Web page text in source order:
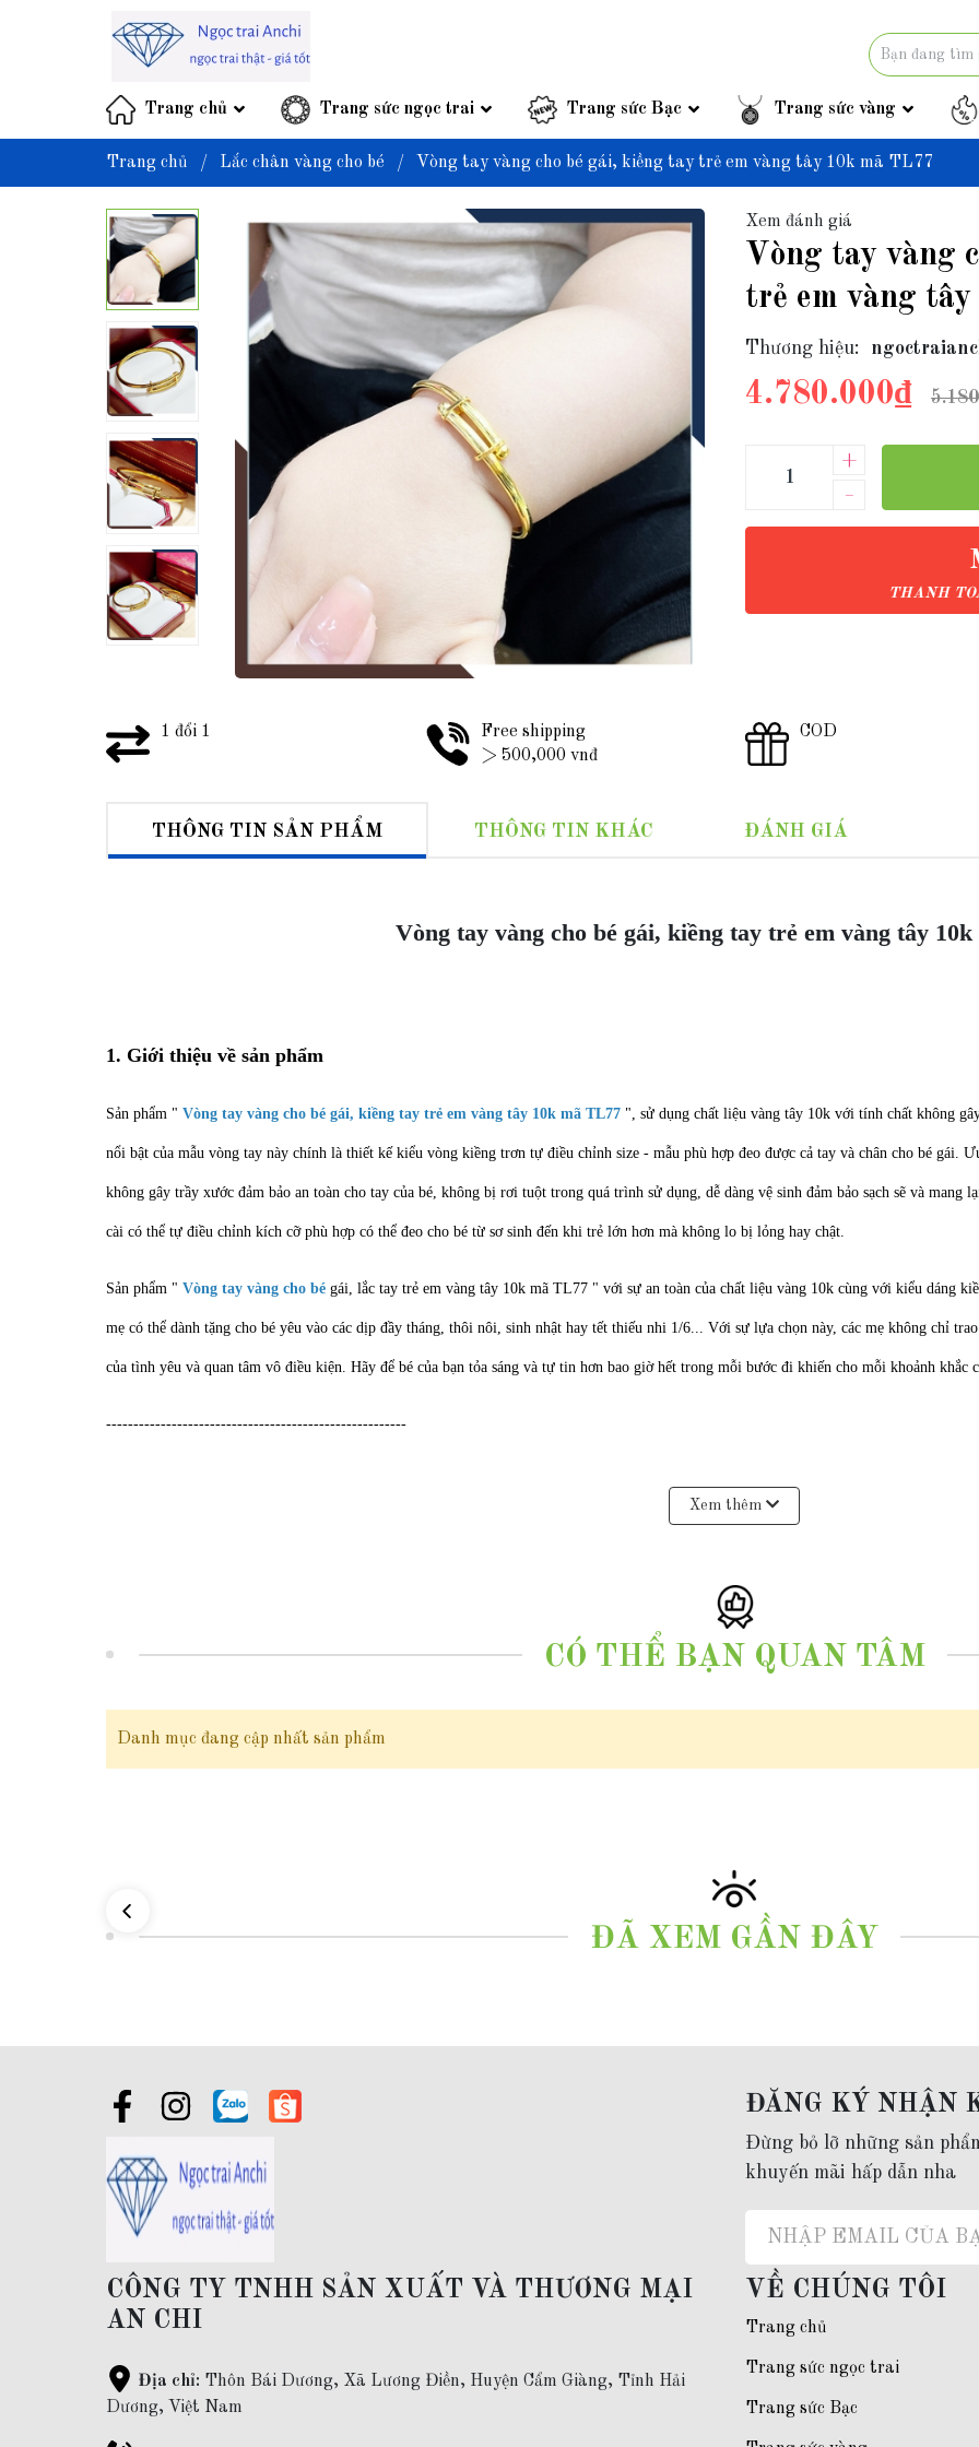
Trang chủ Trang sức ngọc trai Trang sức Bạc Trang sức vàng
Trang chủ / Lắc chân vàng cho bé / Vòng tay vàng cho bé gái, kiềng tay trẻ em vàng tây 10k mã TL77
Xem đánh giá
Vòng tay vàng
trẻ em vàng
Thương hiệu:
4.780.000₫
–
+
THANH
1 đổi 1
Free shipping
> 500,000 vnđ
COD
THÔNG TIN SẢN PHẨM THÔNG TIN KHÁC ĐÁNH GIÁ
Vòng tay vàng cho bé gái, kiềng tay trẻ em vàng tây
1. Giới thiệu về sản phẩm
Sản phẩm " Vòng tay vàng cho bé gái, kiềng tay trẻ em vàng tây 10k mã TL77 ", sử dụng chất liệu vàng tây 10k với tính chất không
nổi bật của mẫu vòng tay này chính là thiết kế kiểu vòng kiềng trơn tự điều chỉnh size - mẫu phù hợp đeo được cả tay và chân cho bé gái.
không gây trầy xước đảm bảo an toàn cho tay của bé, không bị rơi tuột trong quá trình sử dụng, dễ dàng vệ sinh đảm bảo sạch sẽ và mang
cài có thể tự điều chỉnh kích cỡ phù hợp có thể đeo cho bé từ sơ sinh đến khi trẻ lớn hơn mà không lo bị lỏng hay chật.
Sản phẩm " Vòng tay vàng cho bé gái, lắc tay trẻ em vàng tây 10k mã TL77 " với sự an toàn của chất liệu vàng 10k cùng với kiểu dáng
mẹ có thể dành tặng cho bé yêu vào các dịp đầy tháng, thôi nôi, sinh nhật hay tết thiếu nhi 1/6... Với sự lựa chọn này, các mẹ không chỉ
của tình yêu và quan tâm vô điều kiện. Hãy để bé của bạn tỏa sáng và tự tin hơn bao giờ hết trong mỗi bước đi khiến cho mỗi khoảnh khắc
-------------------------------------------------------
vàng tây 10 karat - có giấy đảm bảo chất lượng chuẩn vàng 10k và giấy cam kết thu mua lại sản phẩm vàng cũ
vòng tay vàng cho bé gái; vòng tay cho bé sơ sinh, bé từ 1 tuổi đến bé 12 tuổi; vòng tay trẻ em vàng; lắc tay vàng cho
Đóng gói:sản phẩm có hộp đựng sang trọng đi kèm
Bảo hành:làm sạch sản phẩm ( bằng máy rung siêu âm) trọn đời
Bán sỉ trang sức bạc:Khách hàng mua sỉ vui lòng liên hệ zalo:
Xem thêm
CÓ THỂ BẠN QUAN TÂM
Danh mục đang cập nhất sản phẩm
ĐÃ XEM GẦN ĐÂY
ĐĂNG KÝ NHẬN
Đừng bỏ lỡ những sản
khuyến mãi hấp dẫn nha
CÔNG TY TNHH SẢN XUẤT VÀ THƯƠNG MẠI
AN CHI
Địa chỉ: Thôn Bái Dương, Xã Lương Điền, Huyện Cẩm Giàng, Tỉnh Hải
Dương, Việt Nam
VỀ CHÚNG TÔI
Trang chủ
Trang sức ngọc trai
Trang sức Bạc